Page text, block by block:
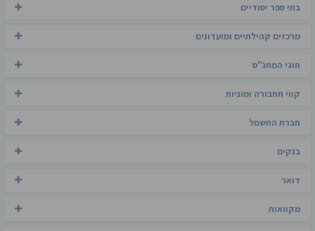
בתי ספר יסודיים
מרכזים קהילתיים ומועדונים
חוגי המתנ"ס
קווי תחבורה ומוניות
חברת החשמל
בנקים
דואר
מקוואות